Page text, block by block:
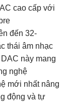
cao cấp với
đến 32-
thái âm nhạc
này mang
nghệ
mới nhất nâng
động và tự